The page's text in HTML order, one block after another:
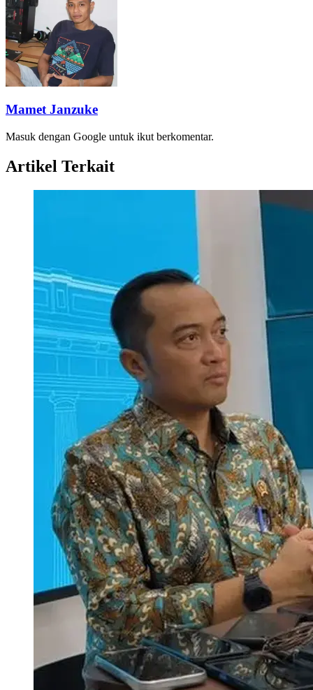
Mamet Janzuke
Masuk dengan Google untuk ikut berkomentar.
Artikel Terkait